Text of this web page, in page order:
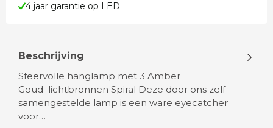
4 jaar garantie op LED
Beschrijving
Sfeervolle hanglamp met 3 Amber
Goud lichtbronnen Spiral Deze door ons zelf
samengestelde lamp is een ware eyecatcher
voor…